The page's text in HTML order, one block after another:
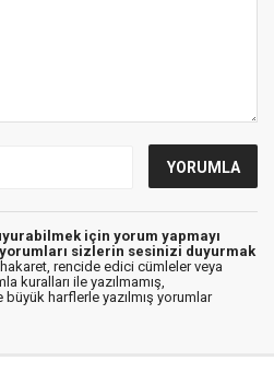
için yorum yapmayı
sizlerin sesinizi duyurmak
rencide edici cümleler veya
kuralları ile yazılmamış,
harflerle yazılmış yorumlar